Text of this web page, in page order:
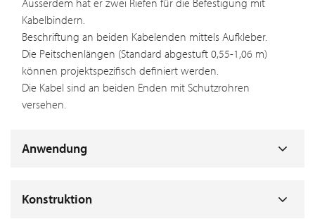
Ausserdem hat er zwei Riefen für die Befestigung mit
Kabelbindern.
Beschriftung an beiden Kabelenden mittels Aufkleber.
Die Peitschenlängen (Standard abgestuft 0,55-1,06 m)
können projektspezifisch definiert werden.
Die Kabel sind an beiden Enden mit Schutzrohren
versehen.
Anwendung
Konstruktion